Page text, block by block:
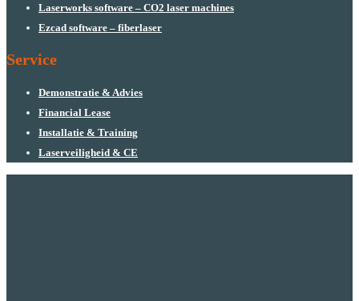
Laserworks software – CO2 laser machines
Ezcad software – fiberlaser
Service
Demonstratie & Advies
Financial Lease
Installatie & Training
Laserveiligheid & CE